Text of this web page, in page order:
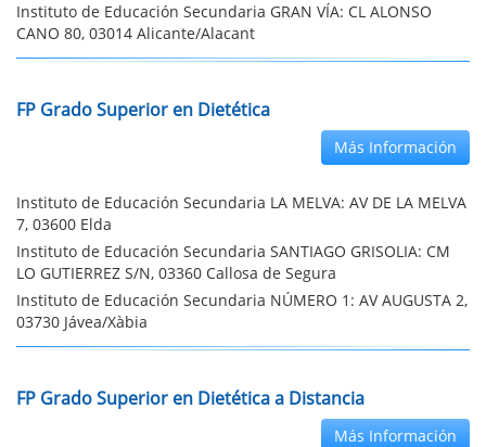
Instituto de Educación Secundaria GRAN VÍA: CL ALONSO
CANO 80, 03014 Alicante/Alacant
FP Grado Superior en Dietética
Más Información
Instituto de Educación Secundaria LA MELVA: AV DE LA MELVA
7, 03600 Elda
Instituto de Educación Secundaria SANTIAGO GRISOLIA: CM
LO GUTIERREZ S/N, 03360 Callosa de Segura
Instituto de Educación Secundaria NÚMERO 1: AV AUGUSTA 2,
03730 Jávea/Xàbia
FP Grado Superior en Dietética a Distancia
Más Información